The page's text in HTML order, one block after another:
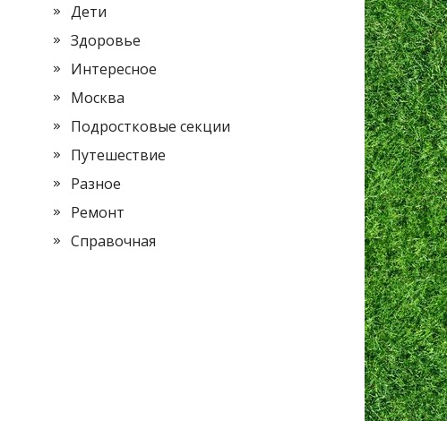
Дети
Здоровье
Интересное
Москва
Подростковые секции
Путешествие
Разное
Ремонт
Справочная